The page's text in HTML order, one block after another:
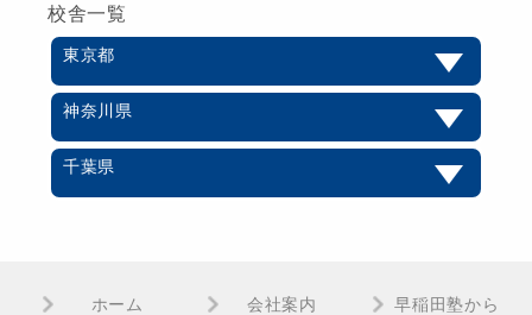
校舎一覧
東京都
神奈川県
千葉県
ホーム 会社案内
早稲田塾から